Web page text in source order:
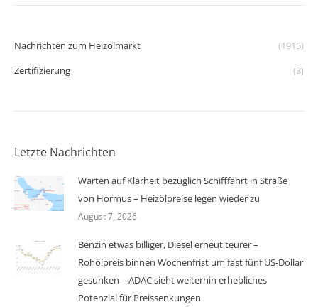
Nachrichten zum Heizölmarkt
(1915)
Zertifizierung
(3)
Letzte Nachrichten
Warten auf Klarheit bezüglich Schifffahrt in Straße
von Hormus – Heizölpreise legen wieder zu
August 7, 2026
Benzin etwas billiger, Diesel erneut teurer –
Rohölpreis binnen Wochenfrist um fast fünf US-Dollar
gesunken – ADAC sieht weiterhin erhebliches
Potenzial für Preissenkungen